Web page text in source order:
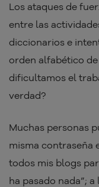
Los ataques de
entre las
diccionarios e
orden alfabético
dificultamos el
verdad?
Muchas personas
misma contraseña
todos mis blogs
ha pasado nada”;